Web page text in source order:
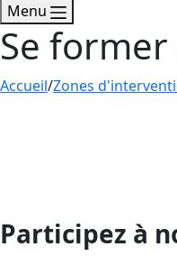
Menu
Se former
Accueil/Zones
Participez à